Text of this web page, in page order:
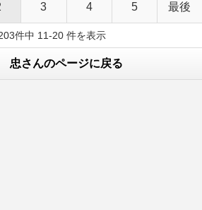
3 4 5 最後
件中 11-20 件を表示
忠さんのページに戻る